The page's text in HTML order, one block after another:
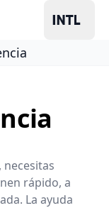
rápido, a
La ayuda